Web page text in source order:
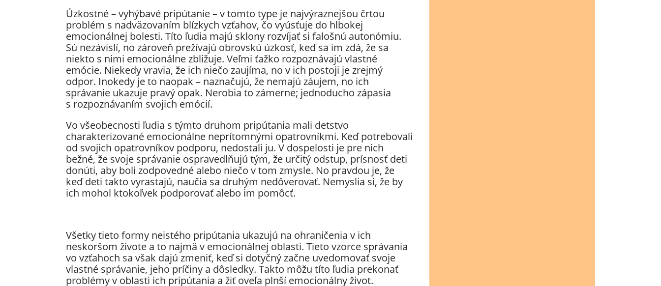
Úzkostné – vyhýbavé pripútanie – v tomto type je najvýraznejšou črtou
problém s nadväzovaním blízkych vzťahov, čo vyúsťuje do hlbokej
emocionálnej bolesti. Títo ľudia majú sklony rozvíjať si falošnú autonómiu.
Sú nezávislí, no zároveň prežívajú obrovskú úzkosť, keď sa im zdá, že sa
niekto s nimi emocionálne zbližuje. Veľmi ťažko rozpoznávajú vlastné
emócie. Niekedy vravia, že ich niečo zaujíma, no v ich postoji je zrejmý
odpor. Inokedy je to naopak – naznačujú, že nemajú záujem, no ich
správanie ukazuje pravý opak. Nerobia to zámerne; jednoducho zápasia
s rozpoznávaním svojich emócií.
Vo všeobecnosti ľudia s týmto druhom pripútania mali detstvo
charakterizované emocionálne neprítomnými opatrovníkmi. Keď potrebovali
od svojich opatrovníkov podporu, nedostali ju. V dospelosti je pre nich
bežné, že svoje správanie ospravedlňujú tým, že určitý odstup, prísnosť deti
donúti, aby boli zodpovedné alebo niečo v tom zmysle. No pravdou je, že
keď deti takto vyrastajú, naučia sa druhým nedôverovať. Nemyslia si, že by
ich mohol ktokoľvek podporovať alebo im pomôcť.
Všetky tieto formy neistého pripútania ukazujú na ohraničenia v ich
neskoršom živote a to najmä v emocionálnej oblasti. Tieto vzorce správania
vo vzťahoch sa však dajú zmeniť, keď si dotyčný začne uvedomovať svoje
vlastné správanie, jeho príčiny a dôsledky. Takto môžu títo ľudia prekonať
problémy v oblasti ich pripútania a žiť oveľa plnší emocionálny život.